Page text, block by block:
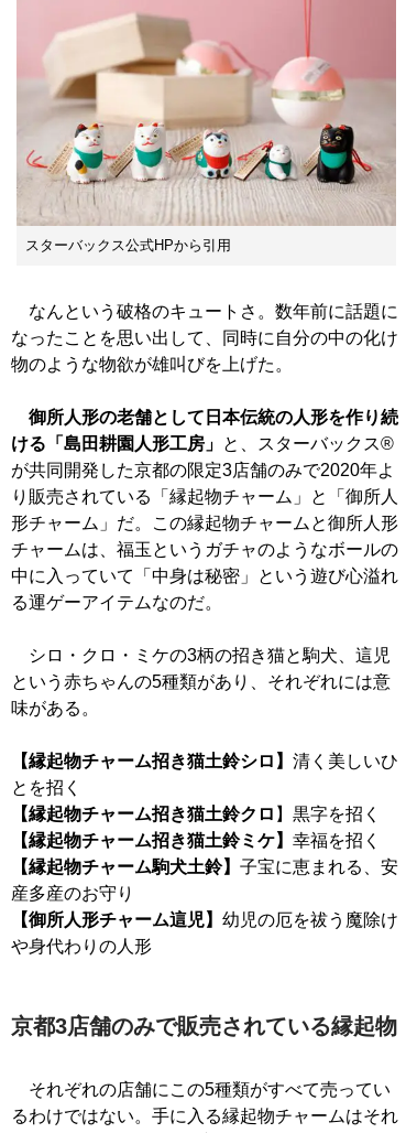
スターバックス公式HPから引用
なんという破格のキュートさ。数年前に話題に
なったことを思い出して、同時に自分の中の化け
物のような物欲が雄叫びを上げた。
御所人形の老舗として日本伝統の人形を作り続
ける「島田耕園人形工房」 と、スターバックス®︎
が共同開発した京都の限定3店舗のみで2020年よ
り販売されている「縁起物チャーム」と「御所人
形チャーム」だ。この縁起物チャームと御所人形
チャームは、福玉というガチャのようなボールの
中に入っていて「中身は秘密」という遊び心溢れ
る運ゲーアイテムなのだ。
シロ・クロ・ミケの3柄の招き猫と駒犬、這児
という赤ちゃんの5種類があり、それぞれには意
味がある。
【縁起物チャーム招き猫土鈴シロ】 清く美しいひ
【縁起物チャーム招き猫土鈴クロ
【縁起物チャーム招き猫土鈴ミケ】
【縁起物チャーム駒犬土鈴】 子宝に恵まれる、安
【御所人形チャーム這児】 幼児の厄を祓う魔除け
や身代わりの人形
京都3店舗のみで販売されている縁起物
それぞれの店舗にこの5種類がすべて売ってい
るわけではない。手に入る縁起物チャームはそれ